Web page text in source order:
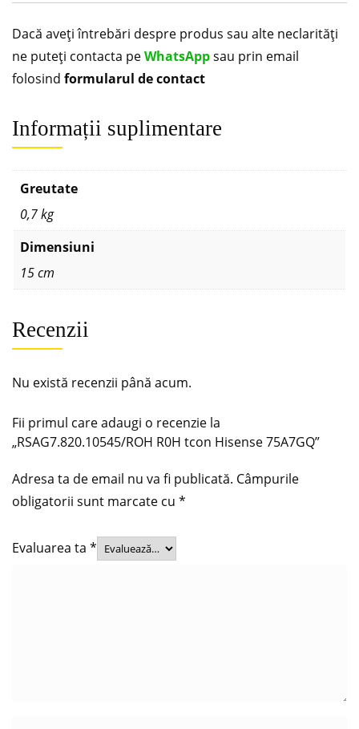
Dacă aveți întrebări despre produs sau alte neclarități
ne puteți contacta peWhatsAppsau prin email
folosind formularul de contact
Informații suplimentare
Greutate
0,7 kg
Dimensiuni
15 cm
Recenzii
Nu există recenzii până acum.
Fii primul care adaugi o recenzie la
„RSAG7.820.10545/ROH R0H tcon Hisense 75A7GQ”
Adresa ta de email nu va fi publicată. Câmpurile
obligatorii sunt marcate cu *
Evaluarea ta *